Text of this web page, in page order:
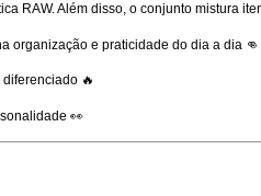
RAW. Além disso, o conjunto mistura
organização e praticidade do dia a dia 👊
🔥
👀